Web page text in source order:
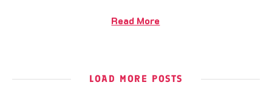
Read More
LOAD MORE POSTS